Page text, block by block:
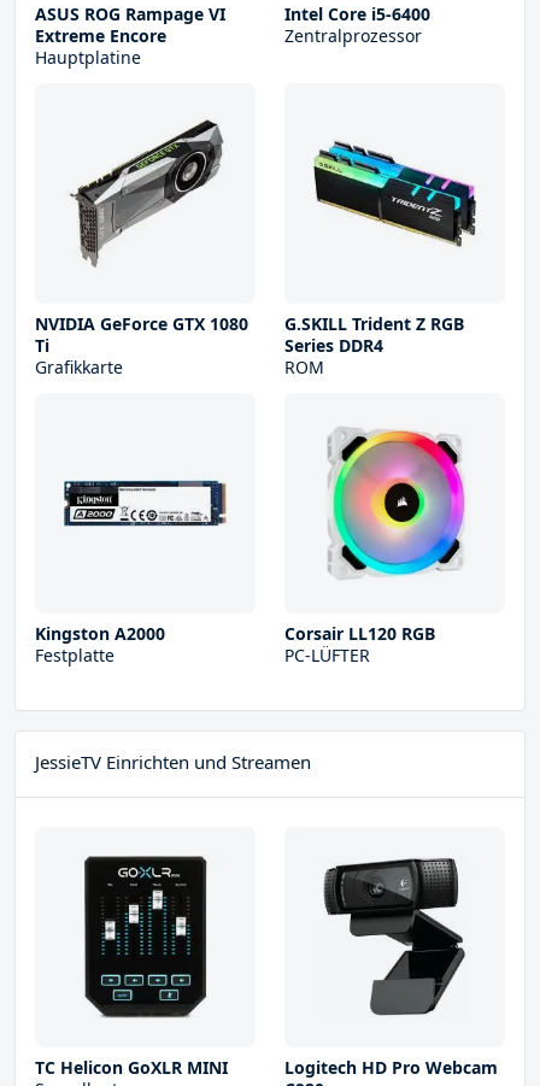
ASUS ROG Rampage VI
Extreme Encore
Hauptplatine
Intel Core i5-6400
Zentralprozessor
NVIDIA GeForce GTX 1080
Ti
Grafikkarte
G.SKILL Trident Z RGB
Series DDR4
ROM
Kingston A2000
Festplatte
Corsair LL120 RGB
PC-LÜFTER
JessieTV Einrichten und Streamen
TC Helicon GoXLR MINI
Logitech HD Pro Webcam